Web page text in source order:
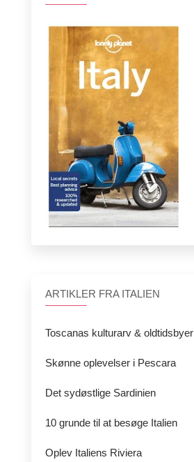
ARTIKLER FRA ITALIEN
Toscanas kulturarv & oldtidsbyer
Skønne oplevelser i Pescara
Det sydøstlige Sardinien
10 grunde til at besøge Italien
Oplev Italiens Riviera